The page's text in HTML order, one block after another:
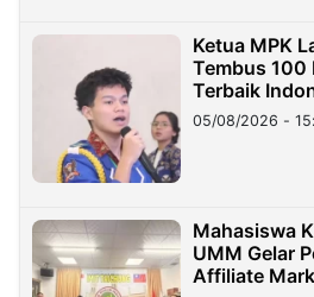
Ketua MPK
Tembus 100
Terbaik
05/08/2026 -
Mahasiswa
UMM Gelar
Affiliate